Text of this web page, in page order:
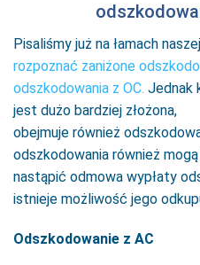
Pisaliśmy już na łamach
rozpoznać zaniżone
odszkodowania z OC. Jednak
jest dużo bardziej złożona,
obejmuje również
odszkodowania również
nastąpić odmowa wypłaty
istnieje możliwość jego
Odszkodowanie z AC